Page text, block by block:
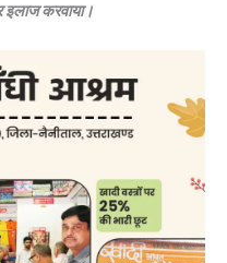
इलाज करवाया।